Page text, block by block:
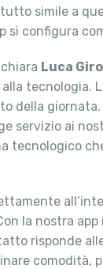
simile a
si configura
Luca
tecnologia.
della
servizio ai
tecnologico
la nostra
risponde
comodità,